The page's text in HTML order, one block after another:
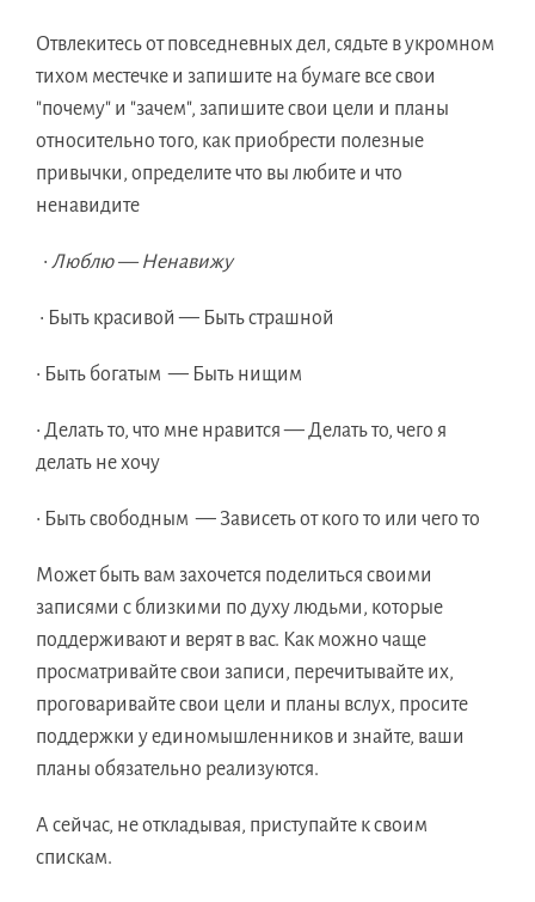
Отвлекитесь от повседневных дел, сядьте в укромном
тихом местечке и запишите на бумаге все свои
"почему" и "зачем", запишите свои цели и планы
относительно того, как приобрести полезные
привычки, определите что вы любите и что
ненавидите
• Люблю — Ненавижу
• Быть красивой — Быть страшной
• Быть богатым — Быть нищим
• Делать то, что мне нравится — Делать то, чего я
делать не хочу
• Быть свободным — Зависеть от кого то или чего то
Может быть вам захочется поделиться своими
записями с близкими по духу людьми, которые
поддерживают и верят в вас. Как можно чаще
просматривайте свои записи, перечитывайте их,
проговаривайте свои цели и планы вслух, просите
поддержки у единомышленников и знайте, ваши
планы обязательно реализуются.
А сейчас, не откладывая, приступайте к своим
спискам.